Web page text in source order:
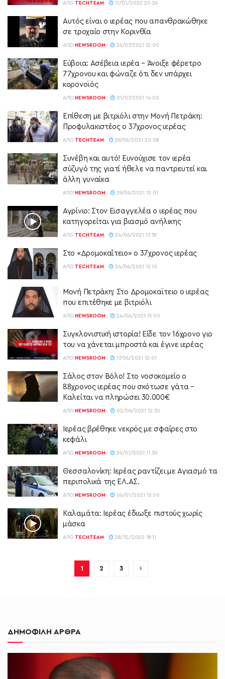
ΑΠΌ TECHTEAM 11/01/2022 20:26
Αυτός είναι ο ιερέας που απανθρακώθηκε
σε τροχαίο στην Κορινθία
ΑΠΌ NEWSROOM 26/07/2021 12:00
Εύβοια: Ασέβεια ιερέα – Άνοιξε φέρετρο
77χρονου και φώναζε ότι δεν υπάρχει
κορονοϊός
ΑΠΌ NEWSROOM 01/07/2021 14:00
Επίθεση με βιτριόλι στην Μονή Πετράκη:
Προφυλακιστέος ο 37χρονος ιερέας
ΑΠΌ TECHTEAM 29/06/2021 20:08
Συνέβη και αυτό! Ευνούχισε τον ιερέα
σύζυγό της γιατί ήθελε να παντρευτεί και
άλλη γυναίκα
ΑΠΌ NEWSROOM 29/06/2021 12:01
Αγρίνιο: Στον Εισαγγελέα ο ιερέας που
κατηγορείται για βιασμό ανήλικης
ΑΠΌ TECHTEAM 24/06/2021 17:39
Στο «Δρομοκαΐτειο» ο 37χρονος ιερέας
ΑΠΌ TECHTEAM 24/06/2021 15:10
Μονή Πετράκη: Στο Δρομοκαϊτειο ο ιερέας
που επιτέθηκε με βιτριόλι
ΑΠΌ NEWSROOM 24/06/2021 15:00
Συγκλονιστική ιστορία! Είδε τον 16χρονο γιο
του να χάνεται μπροστά και έγινε ιερέας
ΑΠΌ NEWSROOM 17/06/2021 12:01
Σάλος στον Βόλο! Στο νοσοκομείο ο
88χρονος ιερέας που σκότωσε γάτα –
Καλείται να πληρώσει 30.000€
ΑΠΌ NEWSROOM 02/06/2021 12:30
Ιερέας βρέθηκε νεκρός με σφαίρες στο
κεφάλι
ΑΠΌ NEWSROOM 26/01/2021 11:30
Θεσσαλονίκη: Ιερέας ραντίζει με Αγιασμό τα
περιπολικά της ΕΛ.ΑΣ.
ΑΠΌ NEWSROOM 06/01/2021 15:00
Καλαμάτα: Ιερέας έδιωξε πιστούς χωρίς
μάσκα
ΑΠΌ TECHTEAM 28/12/2020 18:11
1 2 3
ΔΗΜΟΦΙΛΗ ΑΡΘΡΑ